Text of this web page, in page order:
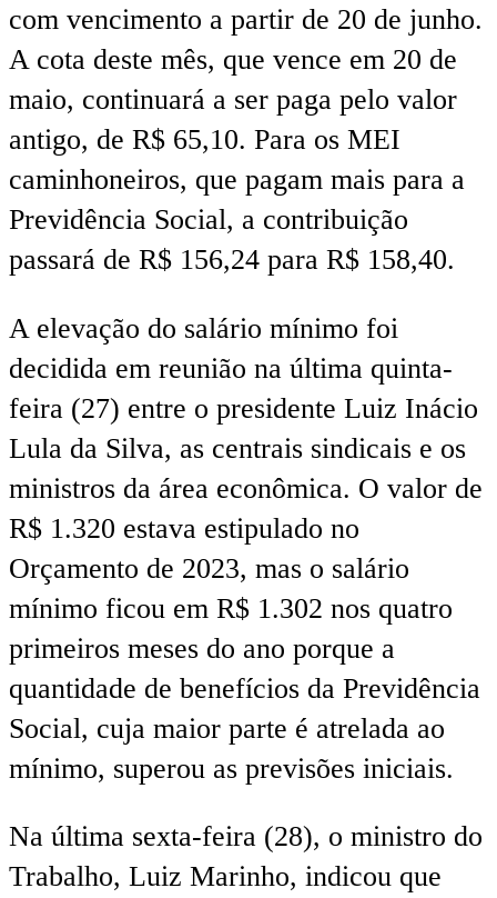
com vencimento a partir de 20 de junho.
A cota deste mês, que vence em 20 de
maio, continuará a ser paga pelo valor
antigo, de R$ 65,10. Para os MEI
caminhoneiros, que pagam mais para a
Previdência Social, a contribuição
passará de R$ 156,24 para R$ 158,40.
A elevação do salário mínimo foi
decidida em reunião na última quinta-
feira (27) entre o presidente Luiz Inácio
Lula da Silva, as centrais sindicais e os
ministros da área econômica. O valor de
R$ 1.320 estava estipulado no
Orçamento de 2023, mas o salário
mínimo ficou em R$ 1.302 nos quatro
primeiros meses do ano porque a
quantidade de benefícios da Previdência
Social, cuja maior parte é atrelada ao
mínimo, superou as previsões iniciais.
Na última sexta-feira (28), o ministro do
Trabalho, Luiz Marinho, indicou que